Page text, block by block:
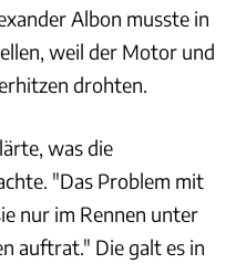
Albon musste in
weil der Motor und
drohten.
was die
"Das Problem mit
nur im Rennen unter
auftrat." Die galt es in